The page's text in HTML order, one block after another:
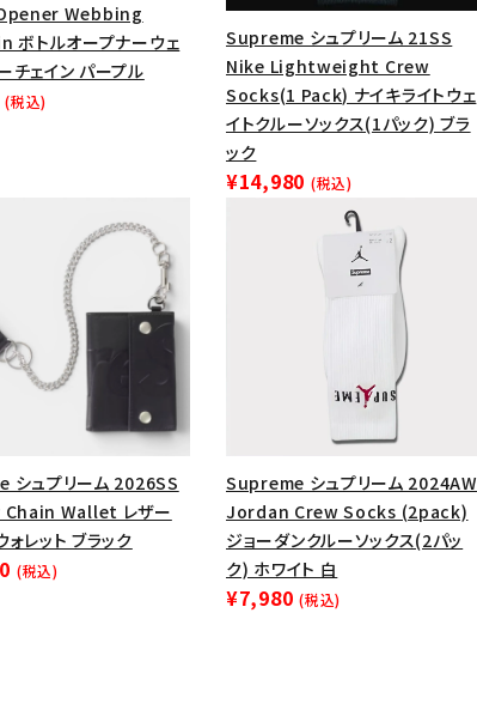
コラボレーションブランドから探す
人気ワード
キャップ・ハット
パーカー・クルーネック
ショルダー・ウエストバッグ
ない商品を表示する
Webbing
ボトルオープナーウェ
チェイン パープル
(税込)
Supreme シュプリーム 21SS
Nike Lightweight Crew
Socks(1 Pack) ナイキライトウェ
イトクルーソックス(1パック) ブラ
ック
¥14,980 (税込)
シュプリーム 2026SS
Wallet レザー
ォレット ブラック
(税込)
Supreme シュプリーム 2024AW
Jordan Crew Socks (2pack)
ジョーダンクルーソックス(2パッ
ク) ホワイト 白
¥7,980 (税込)